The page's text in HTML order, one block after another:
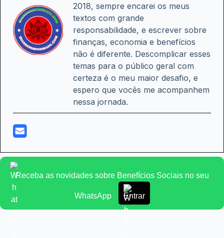
2018, sempre encarei os meus
textos com grande
responsabilidade, e escrever sobre
finanças, economia e benefícios
não é diferente. Descomplicar esses
temas para o público geral com
certeza é o meu maior desafio, e
espero que vocês me acompanhem
nessa jornada.
Receba as novidades sobre Benefícios Sociais no seu
WhatsApp Entrar